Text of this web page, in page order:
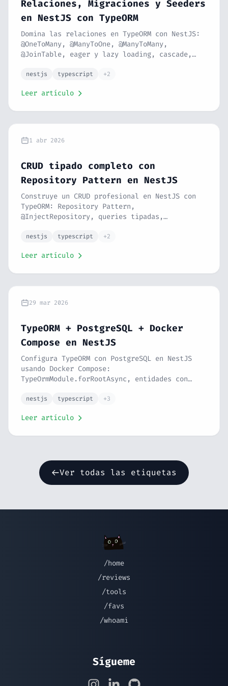
Relaciones, Migraciones y Seeders
en NestJS con TypeORM
Domina las relaciones en TypeORM con NestJS:
@OneToMany, @ManyToOne, @ManyToMany,
@JoinTable, eager y lazy loading, cascade,
config y seeders tipados. Serie NestJS #9.
nestjs typescript +2
Leer artículo
1 abr 2026
CRUD tipado completo con
Repository Pattern en NestJS
Construye un CRUD profesional en NestJS con
TypeORM: Repository Pattern,
@InjectRepository, queries tipadas,
transacciones con QueryRunner y respuestas
nestjs typescript +2
Leer artículo
29 mar 2026
TypeORM + PostgreSQL + Docker
Compose en NestJS
Configura TypeORM con PostgreSQL en NestJS
usando Docker Compose:
TypeOrmModule.forRootAsync, entidades con
tipos de columna, índices, @nestjs/config y
nestjs typescript +3
Leer artículo
Ver todas las etiquetas
/home
/reviews
/tools
/favs
/whoami
Sígueme